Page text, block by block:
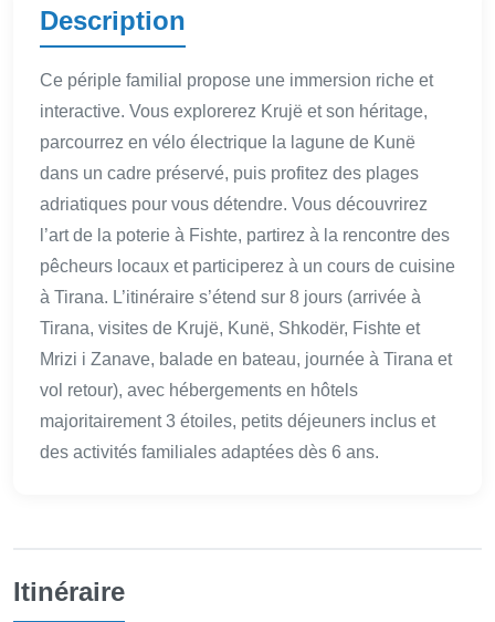
Description
Ce périple familial propose une immersion riche et
interactive. Vous explorerez Krujë et son héritage,
parcourrez en vélo électrique la lagune de Kunë
dans un cadre préservé, puis profitez des plages
adriatiques pour vous détendre. Vous découvrirez
l’art de la poterie à Fishte, partirez à la rencontre des
pêcheurs locaux et participerez à un cours de cuisine
à Tirana. L’itinéraire s’étend sur 8 jours (arrivée à
Tirana, visites de Krujë, Kunë, Shkodër, Fishte et
Mrizi i Zanave, balade en bateau, journée à Tirana et
vol retour), avec hébergements en hôtels
majoritairement 3 étoiles, petits déjeuners inclus et
des activités familiales adaptées dès 6 ans.
Itinéraire